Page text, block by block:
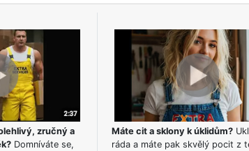
zručný a
Domníváte se,
Máte cit a sklony k úklidům?
ráda a máte pak skvělý pocit z